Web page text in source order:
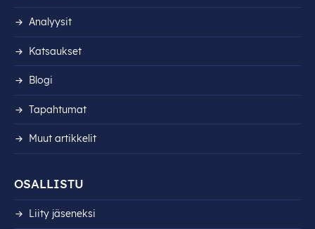
Analyysit
Katsaukset
Blogi
Tapahtumat
Muut artikkelit
OSALLISTU
Liity jäseneksi